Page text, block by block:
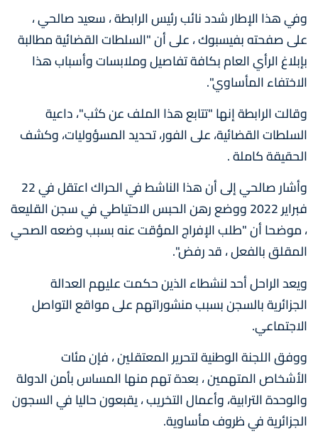
وفي هذا الإطار شدد نائب رئيس الرابطة ، سعيد صالحي ،
على صفحته بفيسبوك ، على أن "السلطات القضائية مطالبة
بإبلاغ الرأي العام بكافة تفاصيل وملابسات وأسباب هذا
الاختفاء المأساوي".
وقالت الرابطة إنها "تتابع هذا الملف عن كثب"، داعية
السلطات القضائية، على الفور، تحديد المسؤوليات، وكشف
الحقيقة كاملة .
وأشار صالحي إلى أن هذا الناشط في الحراك اعتقل في 22
فبراير 2022 ووضع رهن الحبس الاحتياطي في سجن القليعة
، موضحا أن "طلب الإفراج المؤقت عنه بسبب وضعه الصحي
المقلق بالفعل ، قد رفض".
ويعد الراحل أحد لنشطاء الذين حكمت عليهم العدالة
الجزائرية بالسجن بسبب منشوراتهم على مواقع التواصل
الاجتماعي.
ووفق اللجنة الوطنية لتحرير المعتقلين ، فإن مئات
الأشخاص المتهمين ، بعدة تهم منها المساس بأمن الدولة
والوحدة الترابية، وأعمال التخريب ، يقبعون حاليا في السجون
الجزائرية في ظروف مأساوية.